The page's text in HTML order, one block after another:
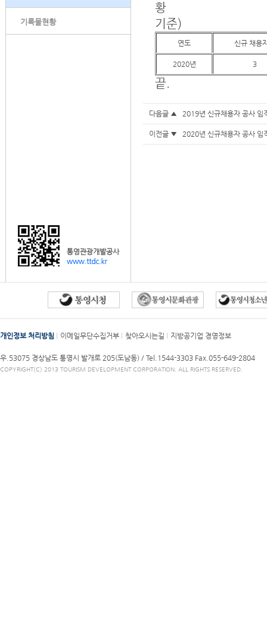
기록물현황
황
기준)
연도 신규 채용
2020년 3
끝.
다음글 ▲ 2019년 신규채용자 공사 임
이전글 ▼ 2020년 신규채용자 공사 임
개인정보 처리방침 이메일무단수집거부 찾아오시는길 지방공기업 경영정보
우.53075 경상남도 통영시 발개로 205(도남동) / Tel.1544-3303 Fax.055-649-2804
COPYRIGHT(C) 2013 TOURISM DEVELOPMENT CORPORATION. ALL RIGHTS RESERVED.